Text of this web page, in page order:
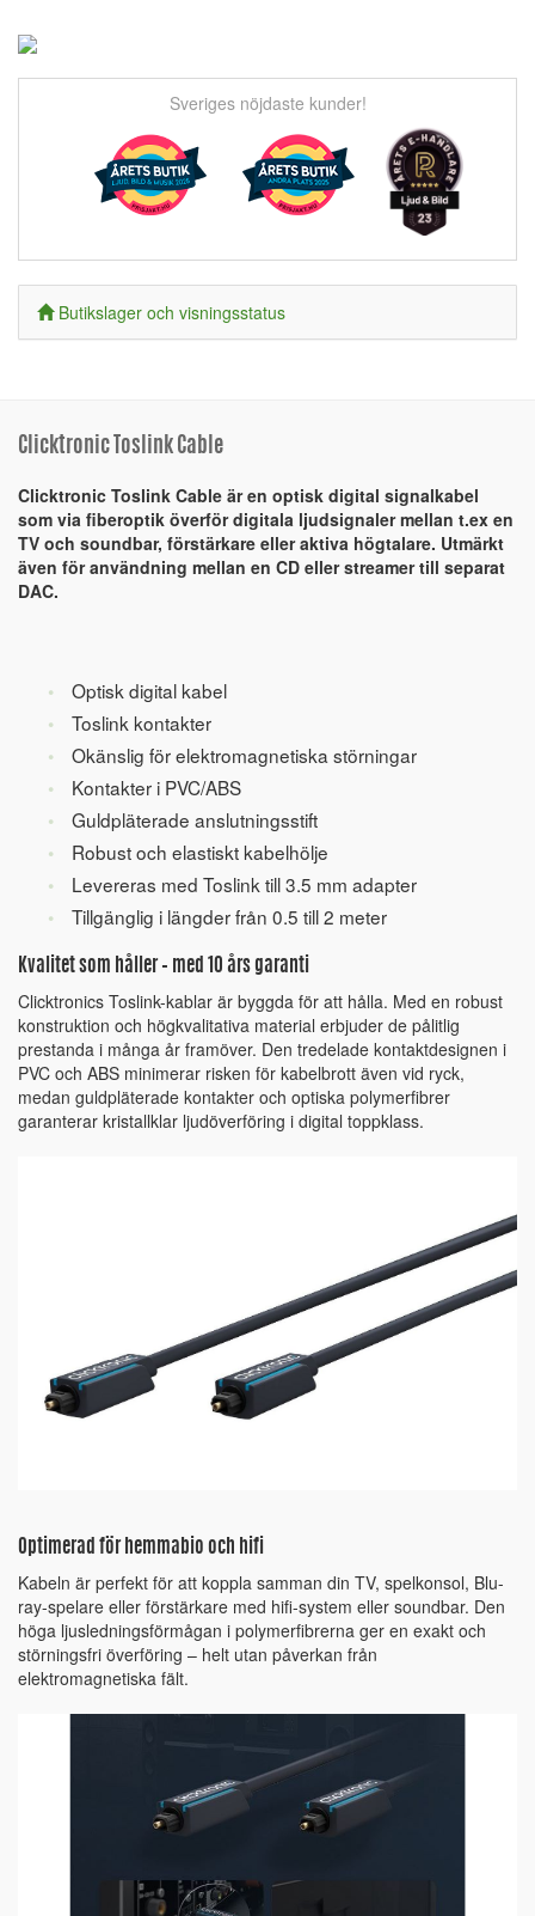
Sveriges nöjdaste kunder!
Butikslager och visningsstatus
Clicktronic Toslink Cable
Clicktronic Toslink Cable är en optisk digital signalkabel
som via fiberoptik överför digitala ljudsignaler mellan t.ex en
TV och soundbar, förstärkare eller aktiva högtalare. Utmärkt
även för användning mellan en CD eller streamer till separat
DAC.
Optisk digital kabel
Toslink kontakter
Okänslig för elektromagnetiska störningar
Kontakter i PVC/ABS
Guldpläterade anslutningsstift
Robust och elastiskt kabelhölje
Levereras med Toslink till 3.5 mm adapter
Tillgänglig i längder från 0.5 till 2 meter
Kvalitet som håller – med 10 års garanti
Clicktronics Toslink-kablar är byggda för att hålla. Med en robust
konstruktion och högkvalitativa material erbjuder de pålitlig
prestanda i många år framöver. Den tredelade kontaktdesignen i
PVC och ABS minimerar risken för kabelbrott även vid ryck,
medan guldpläterade kontakter och optiska polymerfibrer
garanterar kristallklar ljudöverföring i digital toppklass.
Optimerad för hemmabio och hifi
Kabeln är perfekt för att koppla samman din TV, spelkonsol, Blu-
ray-spelare eller förstärkare med hifi-system eller soundbar. Den
höga ljusledningsförmågan i polymerfibrerna ger en exakt och
störningsfri överföring – helt utan påverkan från
elektromagnetiska fält.